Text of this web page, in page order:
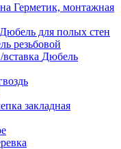
Герметик, монтажная
Дюбель для полых стен
резьбовой
Дюбель
закладная